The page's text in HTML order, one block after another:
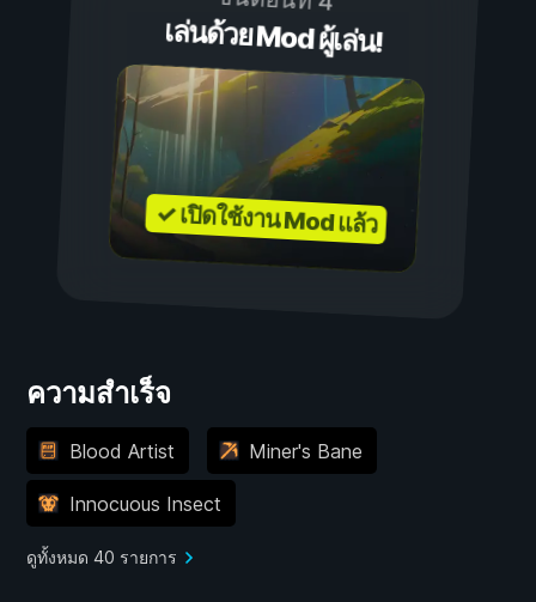
เล่นด้วย Mod ผู้เล่น!
✓ เปิดใช้งาน Mod แล้ว
ความสำเร็จ
Blood Artist Miner's Bane
Innocuous Insect
ดูทั้งหมด 40 รายการ